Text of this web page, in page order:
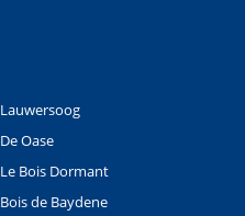
Lauwersoog
De Oase
Le Bois Dormant
Bois de Baydene